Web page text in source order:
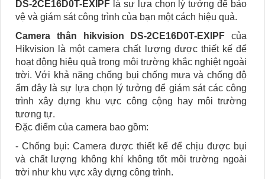
DS-2CE16D0T-EXIPF là sự lựa chọn lý tưởng để bảo
vệ và giám sát công trình của bạn một cách hiệu quả.
Camera thân hikvision
DS-2CE16D0T-EXIPF của
Hikvision là một camera chất lượng được thiết kế để
hoạt động hiệu quả trong môi trường khắc nghiệt ngoài
trời. Với khả năng chống bụi chống mưa và chống độ
ẩm đây là sự lựa chọn lý tưởng để giám sát các công
trình xây dựng khu vực công cộng hay môi trường
tương tự.
Đặc điểm của camera bao gồm:
- Chống bụi: Camera được thiết kế để chịu được bụi
và chất lượng không khí không tốt môi trường ngoài
trời như khu vực xây dựng công trình.